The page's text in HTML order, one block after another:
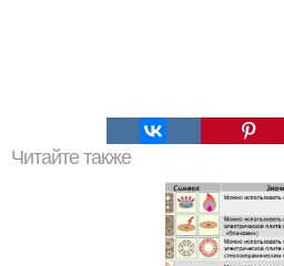
Читайте также